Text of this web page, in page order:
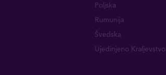
Poljska
Rumunija
Švedska
Ujedinjeno Kraljevstvo